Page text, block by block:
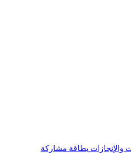
والإنجازات بطاقة مشاركة